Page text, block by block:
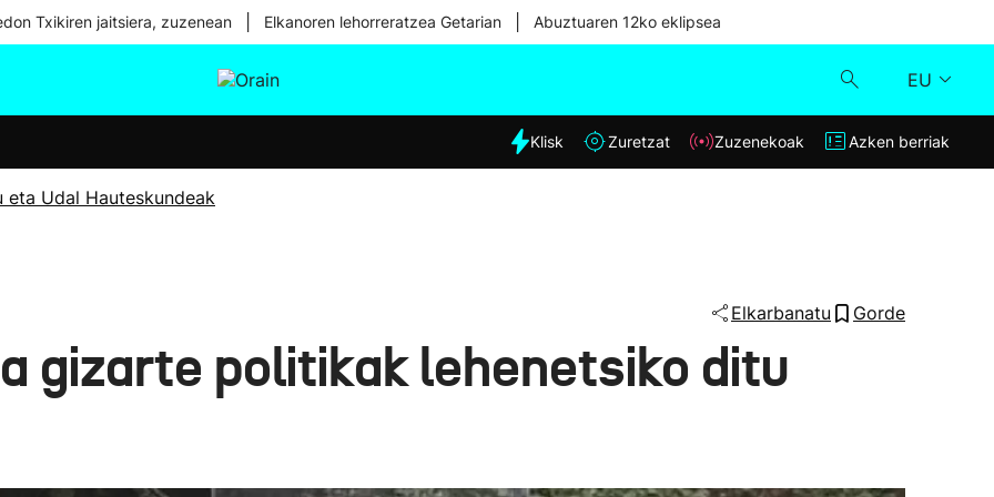
Txikiren jaitsiera, zuzenean Elkanoren lehorreratzea Getarian Abuztuaren 12ko eklipsea
EU
Eguraldia
Klisk
Klisk Zuretzat Zuzenekoak Azken berriak
eta Udal Hauteskundeak
Elkarbanatu Gorde
gizarte politikak lehenetsiko ditu